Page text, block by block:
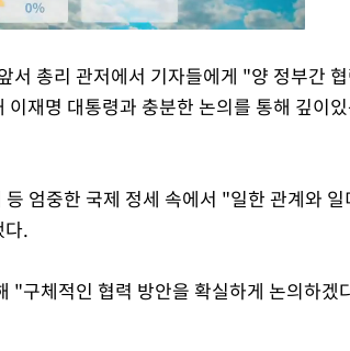
Mute
서 총리 관저에서 기자들에게 "양 정부간
재명 대통령과 충분한 논의를 통해 깊이
엄중한 국제 정세 속에서 "일한 관계와
다.
"구체적인 협력 방안을 확실하게 논의하겠